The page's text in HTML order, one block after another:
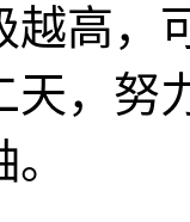
越高，
天，努